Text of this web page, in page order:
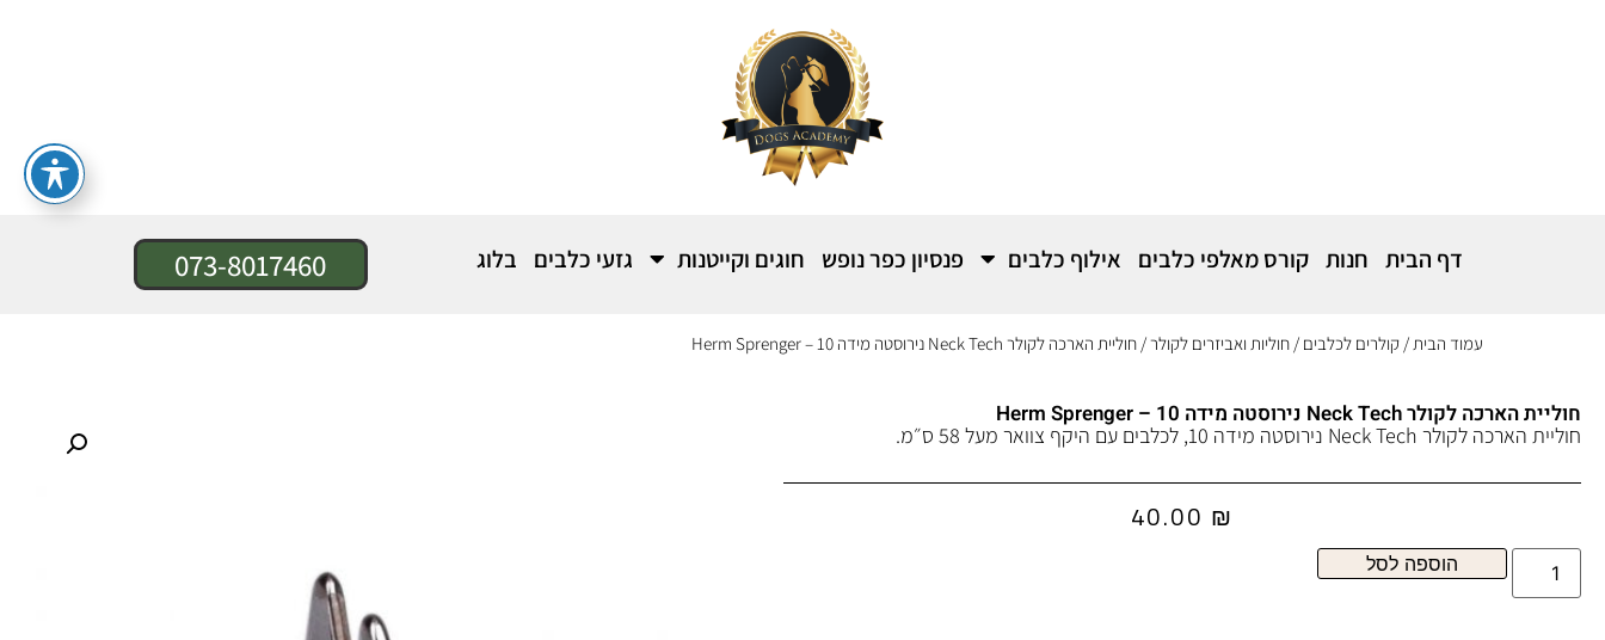
דף הבית חנות קורס מאלפי כלבים אילוף כלבים פנסיון כפר נופש חוגים וקייטנות גזעי כלבים בלוג 073-8017460
עמוד הבית / קולרים לכלבים / חוליות ואביזרים לקולר/ חוליית הארכה לקולר Neck Tech נירוסטה מידה 10 – Herm Sprenger
חוליית הארכה לקולר Neck Tech נירוסטה מידה 10 – Herm Sprenger
חוליית הארכה לקולר Neck Tech נירוסטה מידה 10, לכלבים עם היקף צוואר מעל 58 ס״מ.
40.00 ₪
הוספה לסל